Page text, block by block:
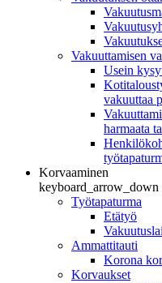
Vakuuttamisen
Usein
vakuuttaa
harmaata
Korvaaminen
keyboard_arrow_down
Työtapaturma
Etätyö
Ammattitauti
Korona
Korvaukset